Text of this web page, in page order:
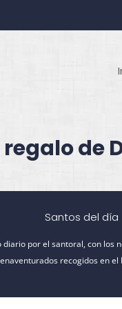
de
Santos del día
diario por el santoral, con los
recogidos en